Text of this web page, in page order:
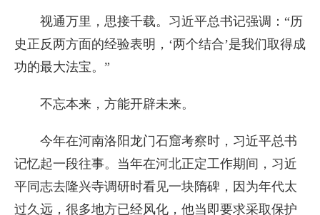
视通万里，思接千载。习近平总书记强调：“历
史正反两方面的经验表明，‘两个结合’是我们取得成
功的最大法宝。”
不忘本来，方能开辟未来。
今年在河南洛阳龙门石窟考察时，习近平总书
记忆起一段往事。当年在河北正定工作期间，习近
平同志去隆兴寺调研时看见一块隋碑，因为年代太
过久远，很多地方已经风化，他当即要求采取保护